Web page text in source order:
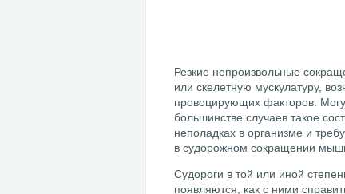
Резкие непроизвольные
или скелетную мускулатуру,
провоцирующих факторов.
большинстве случаев такое
неполадках в организме и
в судорожном сокращении
Судороги в той или иной
появляются, как с ними